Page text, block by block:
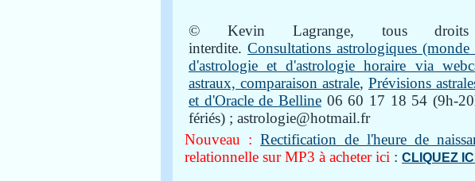
© Kevin Lagrange, tous droits
interdite. Consultations astrologiques
d'astrologie et d'astrologie horaire via
astraux, comparaison astrale, Prévisions
et d'Oracle de Belline06 60 17 18 54 (9h-
fériés) ; astrologie@hotmail.fr
Nouveau : Rectification de l'heure de
relationnelle sur MP3 à acheter ici : CLIQUEZ ICI